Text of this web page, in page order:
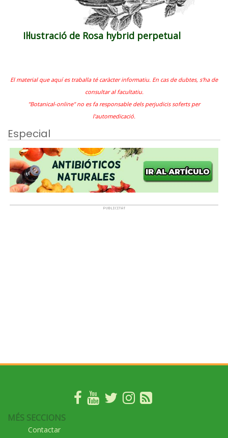
Il·lustració de Rosa hybrid perpetual
El material que aquí es traballa té caràcter informatiu. En cas de dubtes, s'ha de
consultar al facultatiu.
"Botanical-online" no es fa responsable dels perjudicis soferts per
l'automedicació.
Especial
MÉS SECCIONS
Contactar